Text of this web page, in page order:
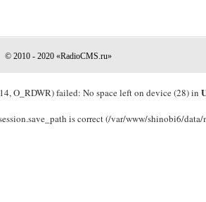
© 2010 - 2020 «RadioCMS.ru»
O_RDWR) failed: No space left on device (28) in
is correct (/var/www/shinobi6/